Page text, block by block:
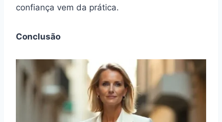
confiança vem da prática.
Conclusão